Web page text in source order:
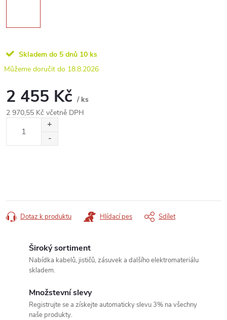
Skladem do 5 dnů 10 ks
18.8.2026
2 455 Kč / ks
2 970,55 Kč včetně DPH
Dotaz k produktu Hlídací pes Sdílet
Široký sortiment
Nabídka kabelů, jističů, zásuvek a dalšího elektromateriálu
skladem.
Množstevní slevy
Registrujte se a získejte automaticky slevu 3% na všechny
naše produkty.